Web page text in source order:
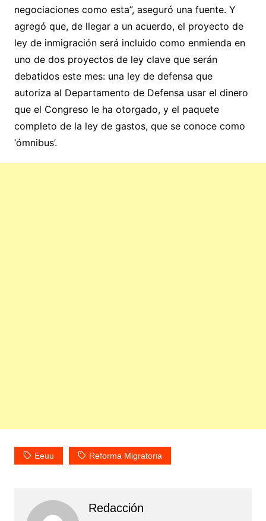
negociaciones como esta”, aseguró una fuente. Y
agregó que, de llegar a un acuerdo, el proyecto de
ley de inmigración será incluido como enmienda en
uno de dos proyectos de ley clave que serán
debatidos este mes: una ley de defensa que
autoriza al Departamento de Defensa usar el dinero
que el Congreso le ha otorgado, y el paquete
completo de la ley de gastos, que se conoce como
‘ómnibus’.
Eeuu Reforma Migratoria
Redacción